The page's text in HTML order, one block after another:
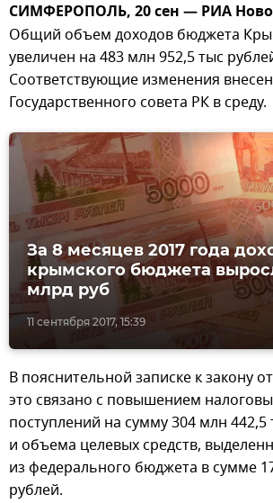
СИМФЕРОПОЛЬ, 20 сен — РИА
Общий объем доходов бюджета
увеличен на 483 млн 952,5 тыс
Соответствующие изменения
Государственного совета РК в среду.
11 сентября 2017, 15:39
За 8 месяцев 2017 года
крымского бюджета
млрд руб
В пояснительной записке к закону
это связано с повышением
поступлений на сумму 304 млн 442,5
и объема целевых средств,
из федерального бюджета в сумме
рублей.